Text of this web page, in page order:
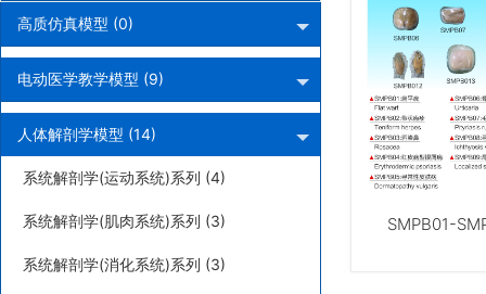
SMPB01-
高质仿真模型 (0)
电动医学教学模型 (9)
人体解剖学模型 (14)
系统解剖学(运动系统)系列 (4)
系统解剖学(肌肉系统)系列 (3)
系统解剖学(消化系统)系列 (3)